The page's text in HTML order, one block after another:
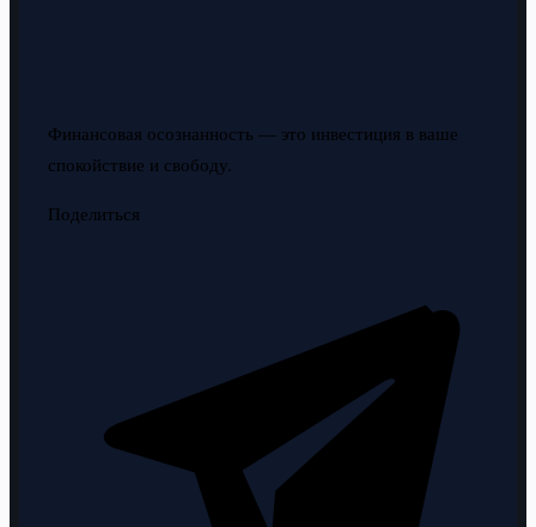
Финансовая осознанность — это инвестиция в ваше
спокойствие и свободу.
Поделиться